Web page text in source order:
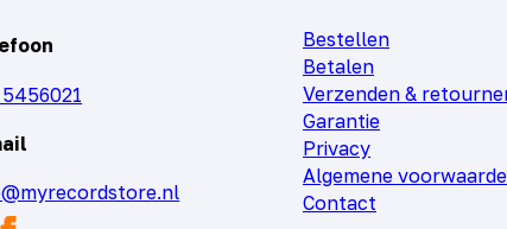
Bestellen
Betalen
Verzenden &
Garantie
Privacy
Algemene
Contact